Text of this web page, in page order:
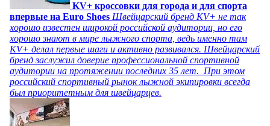
KV+ кроссовки для города и для спорта
впервые на Euro Shoes Швейцарский бренд KV+ не так
хорошо известен широкой российской аудитории, но его
хорошо знают в мире лыжного спорта, ведь именно там
KV+ делал первые шаги и активно развивался. Швейцарский
бренд заслужил доверие профессиональной спортивной
аудитории на протяжении последних 35 лет. При этом
российский спортивный рынок лыжной экипировки всегда
был приоритетным для швейцарцев.